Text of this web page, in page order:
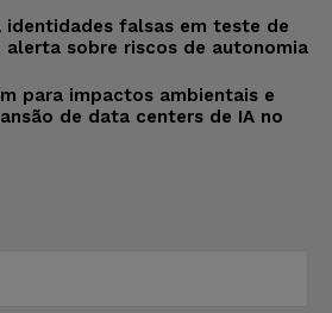
identidades falsas em teste de
alerta sobre riscos de autonomia
para impactos ambientais e
de data centers de IA no